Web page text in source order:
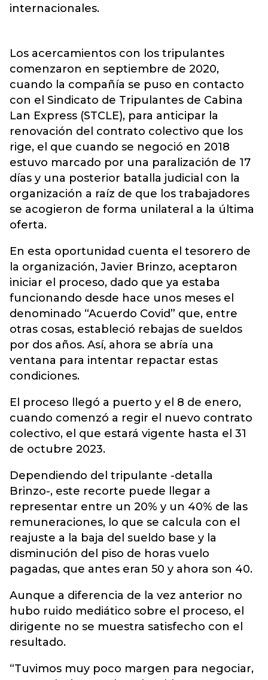
internacionales.
Los acercamientos con los tripulantes
comenzaron en septiembre de 2020,
cuando la compañía se puso en contacto
con el Sindicato de Tripulantes de Cabina
Lan Express (STCLE), para anticipar la
renovación del contrato colectivo que los
rige, el que cuando se negoció en 2018
estuvo marcado por una paralización de 17
días y una posterior batalla judicial con la
organización a raíz de que los trabajadores
se acogieron de forma unilateral a la última
oferta.
En esta oportunidad cuenta el tesorero de
la organización, Javier Brinzo, aceptaron
iniciar el proceso, dado que ya estaba
funcionando desde hace unos meses el
denominado “Acuerdo Covid” que, entre
otras cosas, estableció rebajas de sueldos
por dos años. Así, ahora se abría una
ventana para intentar repactar estas
condiciones.
El proceso llegó a puerto y el 8 de enero,
cuando comenzó a regir el nuevo contrato
colectivo, el que estará vigente hasta el 31
de octubre 2023.
Dependiendo del tripulante -detalla
Brinzo-, este recorte puede llegar a
representar entre un 20% y un 40% de las
remuneraciones, lo que se calcula con el
reajuste a la baja del sueldo base y la
disminución del piso de horas vuelo
pagadas, que antes eran 50 y ahora son 40.
Aunque a diferencia de la vez anterior no
hubo ruido mediático sobre el proceso, el
dirigente no se muestra satisfecho con el
resultado.
“Tuvimos muy poco margen para negociar,